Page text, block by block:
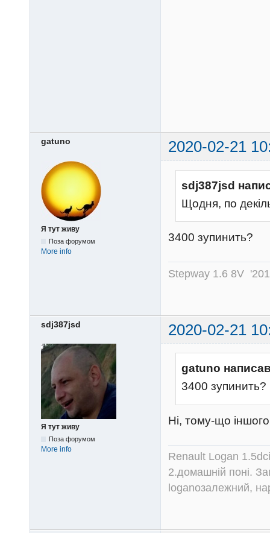
gatuno 2020-02-21
Я тут живу
Поза форумом
More info
sdj387jsd
Щодня, по
3400 зупинить?
Stepway 1.6 8V
sdj387jsd 2020-02-21
Я тут живу
Поза форумом
More info
gatuno
3400 зупинить?
Ні, тому-що
Renault Logan
2.домашній поні.
loganозалежний,